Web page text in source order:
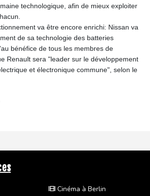
technologique, afin de mieux exploiter
va être encore enrichi: Nissan va
de sa technologie des batteries
bénéfice de tous les membres de
Renault sera "leader sur le développement
et électronique commune", selon le
Cinéma à Berlin